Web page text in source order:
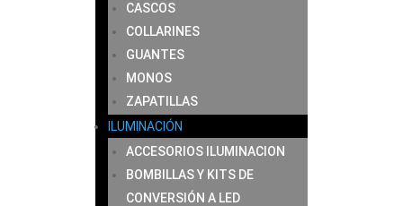
CASCOS
COLLARINES
GUANTES
MONOS
ZAPATILLAS
ILUMINACIÓN
ACCESORIOS ILUMINACION
BOMBILLAS Y KITS DE
CONVERSIÓN A LED